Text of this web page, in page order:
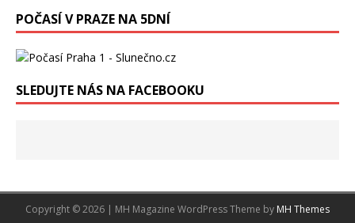
POČASÍ V PRAZE NA 5DNÍ
SLEDUJTE NÁS NA FACEBOOKU
Copyright © 2026 | MH Magazine WordPress Theme by MH Themes